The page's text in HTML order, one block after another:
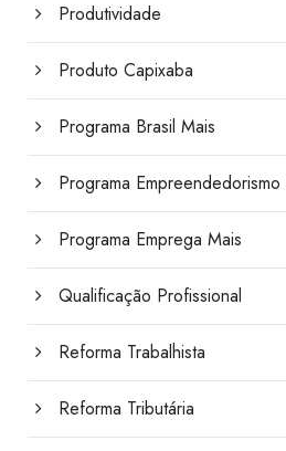
Produtividade
Produto Capixaba
Programa Brasil Mais
Programa Empreendedorismo
Programa Emprega Mais
Qualificação Profissional
Reforma Trabalhista
Reforma Tributária